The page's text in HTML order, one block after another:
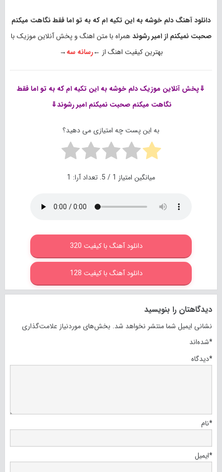
دانلود آهنگ دلم خوشه به این تکیه ام که به تو اما فقط نگاهت میکنم
صحبت نمیکنم از امیر رشوندهمراه با متن اهنگ و پخش آنلاین موزیک با
بهترین کیفیت اهنگ از ←رسانه سه→
⇓پخش آنلاین موزیک دلم خوشه به این تکیه ام که به تو اما فقط
نگاهت میکنم صحبت نمیکنم امیر رشوند⇓
به این پست چه امتیازی می دهید؟
میانگین امتیاز 1 / 5. تعداد آرا: 1
دانلود آهنگ با کیفیت 320
دانلود آهنگ با کیفیت 128
دیدگاهتان را بنویسید
نشانی ایمیل شما منتشر نخواهد شد. بخش‌های موردنیاز علامت‌گذاری
شده‌اند*
دیدگاه*
نام*
ایمیل*